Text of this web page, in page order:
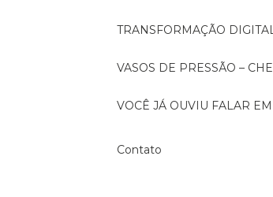
TRANSFORMAÇÃO
VASOS DE PRESSÃO –
VOCÊ JÁ OUVIU FALAR
Contato